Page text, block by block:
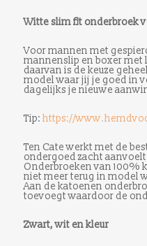
Witte slim fit onderbroek
Voor mannen met
mannenslip en boxer met
daarvan is de keuze
model waar jij je goed in
dagelijks je nieuwe
Tip: https://
Ten Cate werkt met de
ondergoed zacht
Onderbroeken van 100%
niet meer terug in model
Aan de katoenen
toevoegt waardoor de
Zwart, wit en kleur